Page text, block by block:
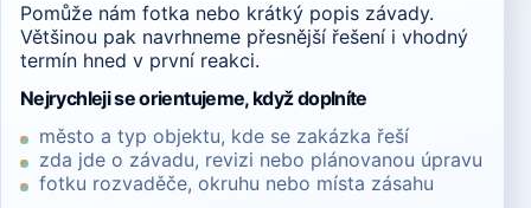
Pomůže nám fotka nebo krátký popis závady.
Většinou pak navrhneme přesnější řešení i vhodný
termín hned v první reakci.
Nejrychleji se orientujeme, když doplníte
město a typ objektu, kde se zakázka řeší
zda jde o závadu, revizi nebo plánovanou úpravu
fotku rozvaděče, okruhu nebo místa zásahu